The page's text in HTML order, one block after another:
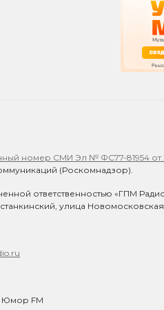
номер СМИ Эл № ФС77-81954 от
(Роскомнадзор).
ответственностью «ГПМ
улица
Юмор FM